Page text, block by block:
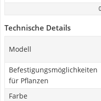
Technische Details
Modell
Befestigungsmöglichkeiten
für Pflanzen
Farbe